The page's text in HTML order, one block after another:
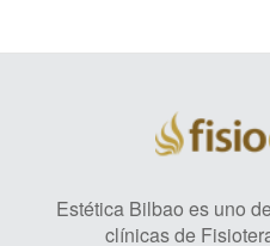
Estética Bilbao es uno
clínicas de